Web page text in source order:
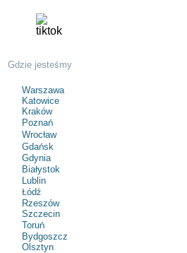
Gdzie jesteśmy
Warszawa
Katowice
Kraków
Poznań
Wrocław
Gdańsk
Gdynia
Białystok
Lublin
Łódź
Rzeszów
Szczecin
Toruń
Bydgoszcz
Olsztyn